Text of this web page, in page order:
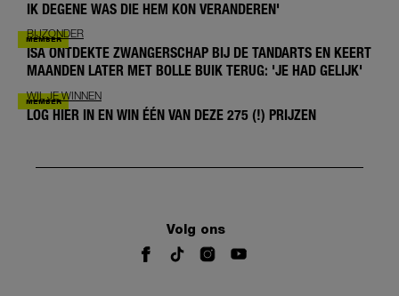
IK DEGENE WAS DIE HEM KON VERANDEREN'
BIJZONDER
ISA ONTDEKTE ZWANGERSCHAP BIJ DE TANDARTS EN KEERT
MAANDEN LATER MET BOLLE BUIK TERUG: 'JE HAD GELIJK'
WIL JE WINNEN
LOG HIER IN EN WIN ÉÉN VAN DEZE 275 (!) PRIJZEN
Volg ons